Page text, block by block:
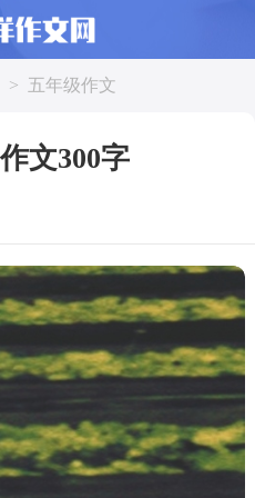
> 五年级作文
文300字